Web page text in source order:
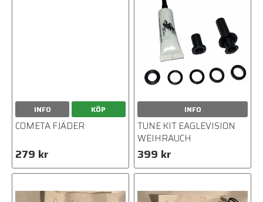
INFO KÖP
COMETA FJÄDER
279 kr
INFO
TUNE KIT EAGLEVISION
WEIHRAUCH
399 kr